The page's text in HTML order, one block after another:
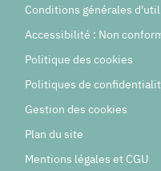
Conditions générales
Accessibilité : Non
Politique des cookies
Politiques de
Gestion des cookies
Plan du site
Mentions légales et CGU